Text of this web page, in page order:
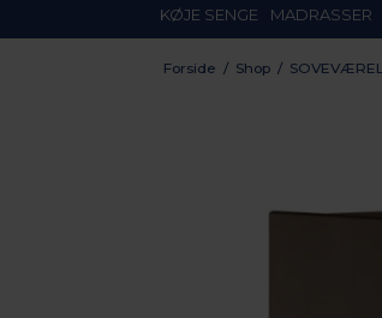
KØJE SENGE MADRASSER
Forside / Shop /